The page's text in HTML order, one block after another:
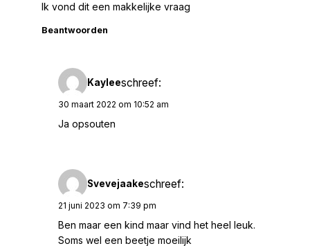
Ik vond dit een makkelijke vraag
Beantwoorden
Kayleeschreef:
30 maart 2022 om 10:52 am
Ja opsouten
Svevejaakeschreef:
21 juni 2023 om 7:39 pm
Ben maar een kind maar vind het heel leuk.
Soms wel een beetje moeilijk